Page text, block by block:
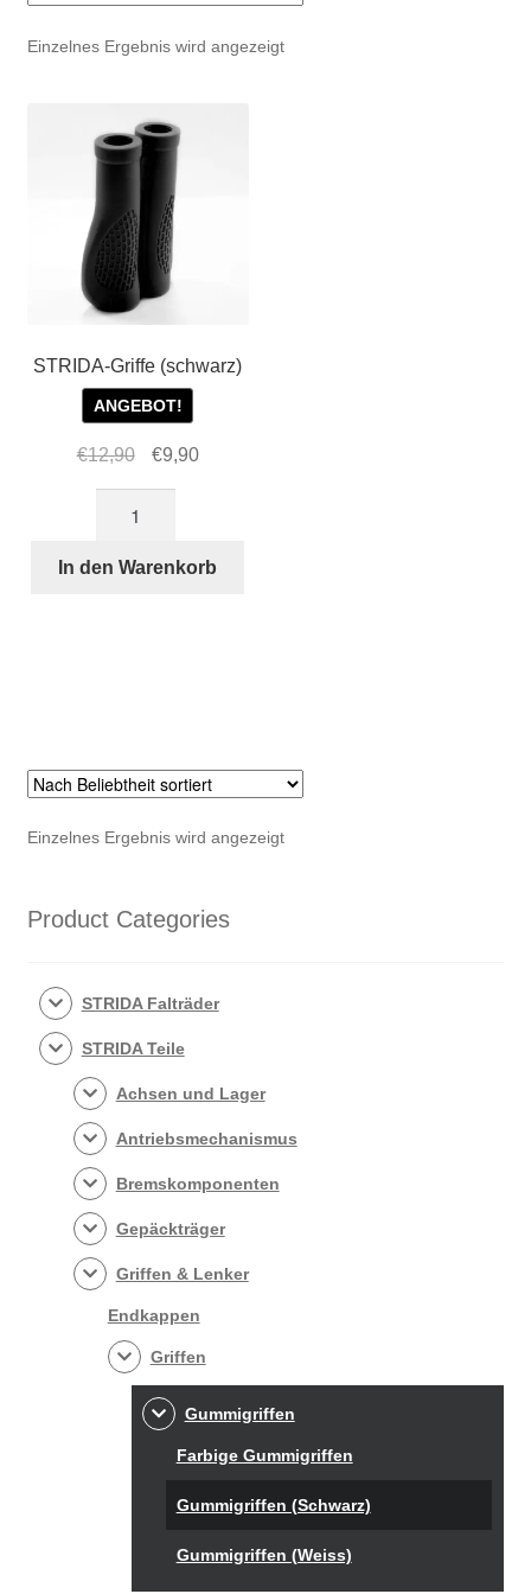
Einzelnes Ergebnis wird angezeigt
STRIDA-Griffe (schwarz)
ANGEBOT!
€12,90
Ursprünglicher
€9,90Aktueller
(schwarz)
In den Warenkorb
Einzelnes Ergebnis wird angezeigt
Product Categories
STRIDA Falträder
STRIDA Teile
Achsen und Lager
Antriebsmechanismus
Bremskomponenten
Gepäckträger
Griffen & Lenker
Endkappen
Griffen
Gummigriffen
Farbige Gummigriffen
Gummigriffen (Schwarz)
Gummigriffen (Weiss)